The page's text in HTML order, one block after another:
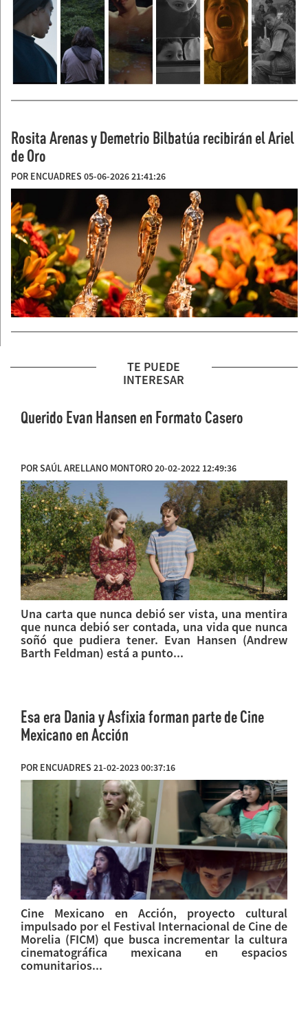
Rosita Arenas y Demetrio Bilbatúa recibirán el Ariel
de Oro
POR ENCUADRES 05-06-2026 21:41:26
TE PUEDE
INTERESAR
Querido Evan Hansen en Formato Casero
POR SAÚL ARELLANO MONTORO 20-02-2022 12:49:36
Una carta que nunca debió ser vista, una mentira
que nunca debió ser contada, una vida que nunca
soñó que pudiera tener. Evan Hansen (Andrew
Barth Feldman) está a punto...
Esa era Dania y Asfixia forman parte de Cine
Mexicano en Acción
POR ENCUADRES 21-02-2023 00:37:16
Cine Mexicano en Acción, proyecto cultural
impulsado por el Festival Internacional de Cine de
Morelia (FICM) que busca incrementar la cultura
cinematográfica mexicana en espacios
comunitarios...